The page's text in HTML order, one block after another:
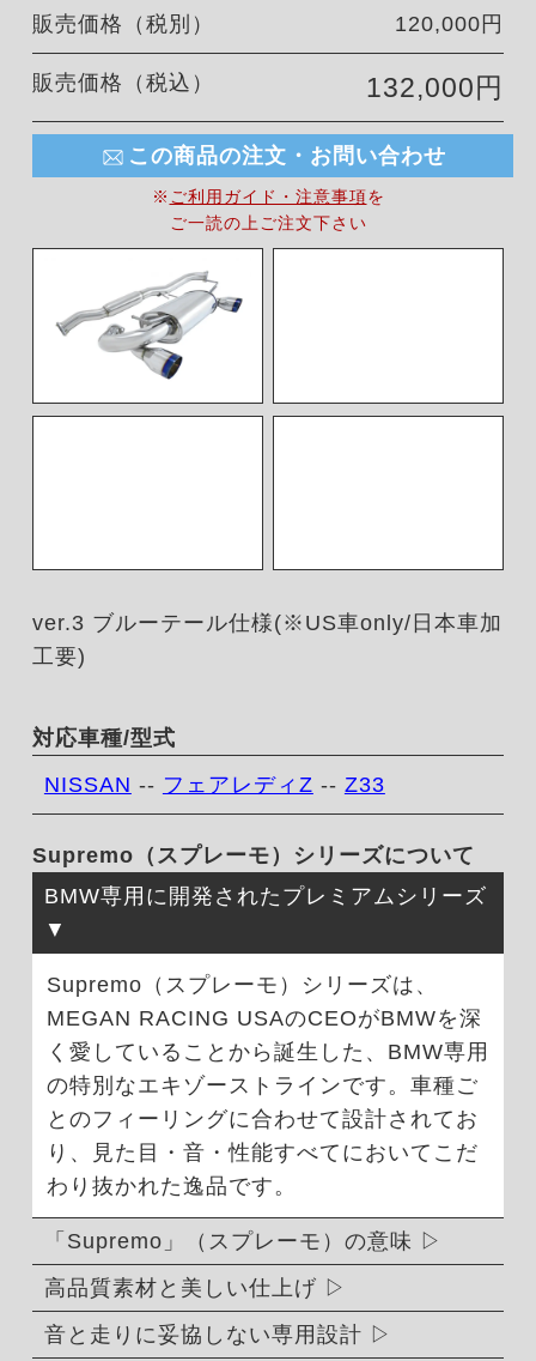
販売価格（税別）
120,000円
販売価格（税込） 132,000円
この商品の注文・お問い合わせ
※ ご利用ガイド・注意事項を
ご一読の上ご注文下さい
ver.3 ブルーテール仕様(※US車only/日本車加
工要)
対応車種/型式
NISSAN -- フェアレディZ -- Z33
Supremo（スプレーモ）シリーズについて
BMW専用に開発されたプレミアムシリーズ
Supremo（スプレーモ）シリーズは、
MEGAN RACING USAのCEOがBMWを深
く愛していることから誕生した、BMW専用
の特別なエキゾーストラインです。車種ご
とのフィーリングに合わせて設計されてお
り、見た目・音・性能すべてにおいてこだ
わり抜かれた逸品です。
「Supremo」（スプレーモ）の意味
高品質素材と美しい仕上げ
音と走りに妥協しない専用設計